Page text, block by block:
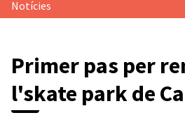
Notícies
Primer pas per
l'skate park de